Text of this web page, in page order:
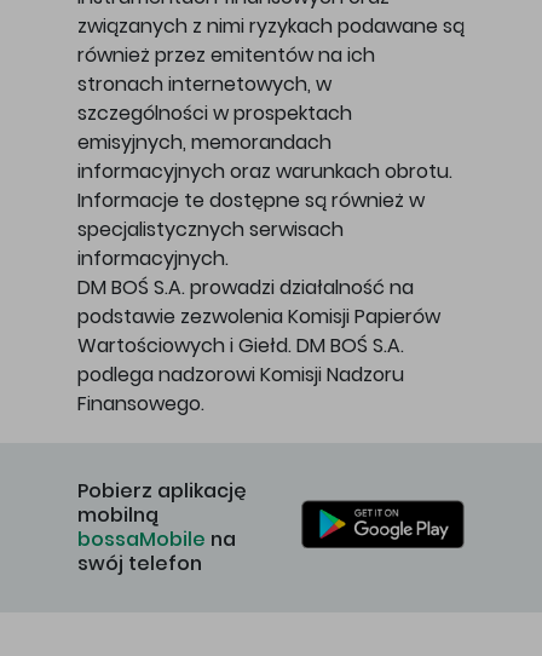
związanych z nimi ryzykach podawane są
również przez emitentów na ich
stronach internetowych, w
szczególności w prospektach
emisyjnych, memorandach
informacyjnych oraz warunkach obrotu.
Informacje te dostępne są również w
specjalistycznych serwisach
informacyjnych.
DM BOŚ S.A. prowadzi działalność na
podstawie zezwolenia Komisji Papierów
Wartościowych i Giełd. DM BOŚ S.A.
podlega nadzorowi Komisji Nadzoru
Finansowego.
Pobierz aplikację
mobilną
bossaMobile na
swój telefon